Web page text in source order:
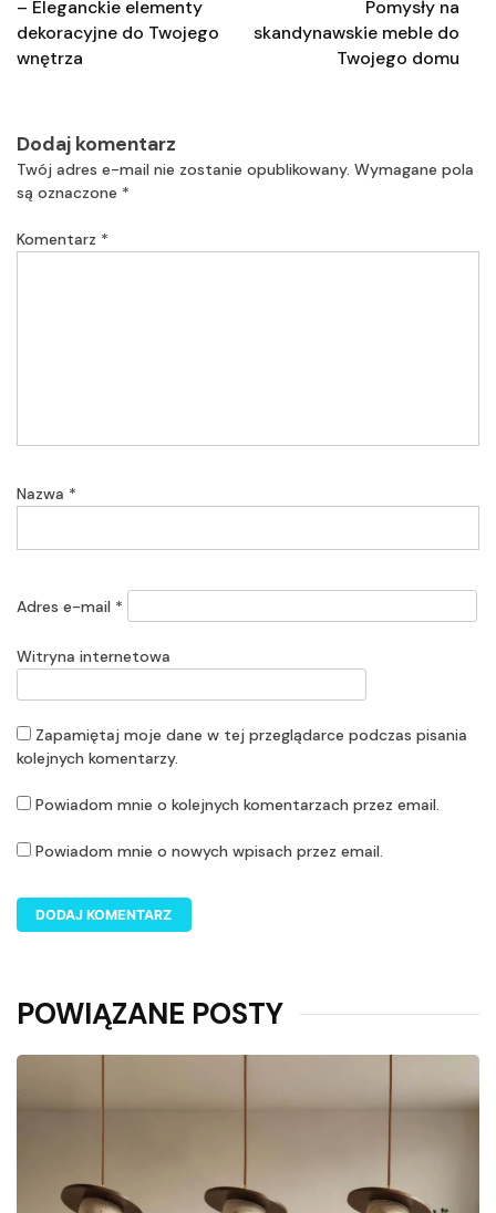
– Eleganckie elementy
dekoracyjne do Twojego
wnętrza
Pomysły na
skandynawskie meble do
Twojego domu
Dodaj komentarz
Twój adres e-mail nie zostanie opublikowany. Wymagane pola
są oznaczone *
Komentarz *
Nazwa *
Adres e-mail *
Witryna internetowa
Zapamiętaj moje dane w tej przeglądarce podczas pisania
kolejnych komentarzy.
Powiadom mnie o kolejnych komentarzach przez email.
Powiadom mnie o nowych wpisach przez email.
POWIĄZANE POSTY